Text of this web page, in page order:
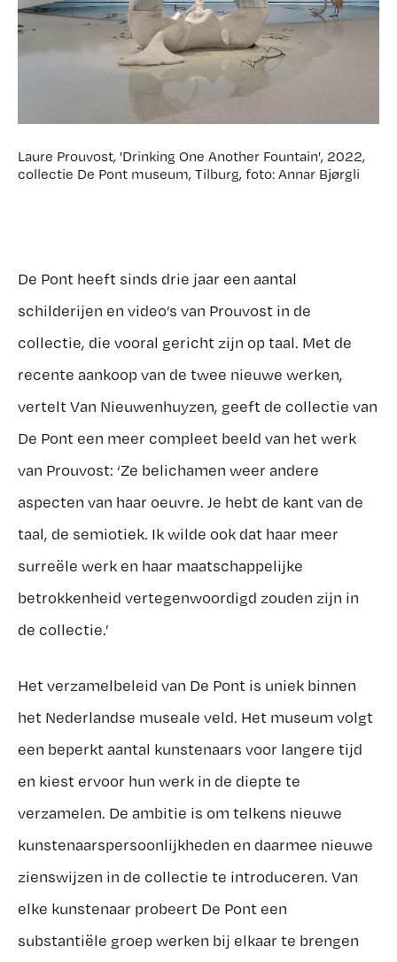
Laure Prouvost, 'Drinking One Another Fountain', 2022,
collectie De Pont museum, Tilburg, foto: Annar Bjørgli
De Pont heeft sinds drie jaar een aantal
schilderijen en video’s van Prouvost in de
collectie, die vooral gericht zijn op taal. Met de
recente aankoop van de twee nieuwe werken,
vertelt Van Nieuwenhuyzen, geeft de collectie van
De Pont een meer compleet beeld van het werk
van Prouvost: ‘Ze belichamen weer andere
aspecten van haar oeuvre. Je hebt de kant van de
taal, de semiotiek. Ik wilde ook dat haar meer
surreële werk en haar maatschappelijke
betrokkenheid vertegenwoordigd zouden zijn in
de collectie.’
Het verzamelbeleid van De Pont is uniek binnen
het Nederlandse museale veld. Het museum volgt
een beperkt aantal kunstenaars voor langere tijd
en kiest ervoor hun werk in de diepte te
verzamelen. De ambitie is om telkens nieuwe
kunstenaarspersoonlijkheden en daarmee nieuwe
zienswijzen in de collectie te introduceren. Van
elke kunstenaar probeert De Pont een
substantiële groep werken bij elkaar te brengen